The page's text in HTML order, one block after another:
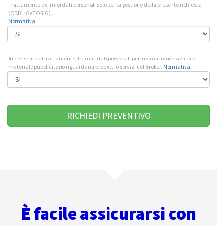
Trattamento dei miei dati personali solo per la gestione della presente richiesta
(OBBLIGATORIO).
Normativa
Acconsento al trattamento dei miei dati personali per invio di informazioni o
materiale pubblicitario riguardanti prodotti o servizi del Broker. Normativa
È facile assicurarsi con